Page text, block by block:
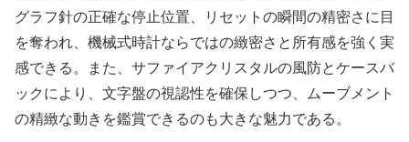
グラフ針の正確な停止位置、リセットの瞬間の精密さに目
を奪われ、機械式時計ならではの緻密さと所有感を強く実
感できる。また、サファイアクリスタルの風防とケースバ
ックにより、文字盤の視認性を確保しつつ、ムーブメント
の精緻な動きを鑑賞できるのも大きな魅力である。